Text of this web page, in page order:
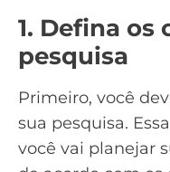
1. Defina os
pesquisa
Primeiro, você
sua pesquisa.
você vai planejar